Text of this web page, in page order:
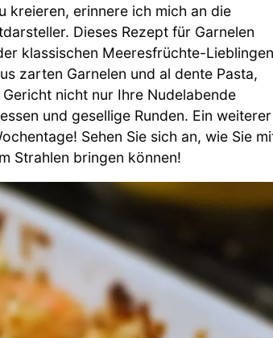
kreieren, erinnere ich mich an die
Dieses Rezept für Garnelen
klassischen Meeresfrüchte-Lieblingen
zarten Garnelen und al dente Pasta,
nicht nur Ihre Nudelabende
und gesellige Runden. Ein weiterer
Sehen Sie sich an, wie Sie
Strahlen bringen können!